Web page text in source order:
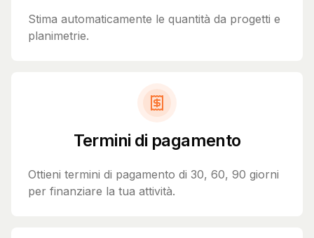
Stima automaticamente le quantità da progetti e
planimetrie.
Termini di pagamento
Ottieni termini di pagamento di 30, 60, 90 giorni
per finanziare la tua attività.